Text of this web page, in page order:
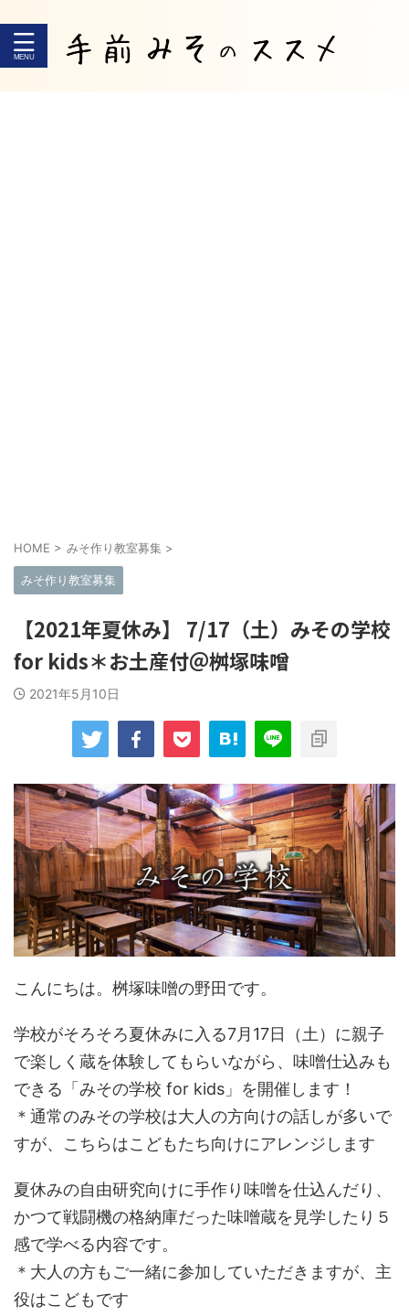
HOME > みそ作り教室募集 >
みそ作り教室募集
【2021年夏休み】 7/17（土）みその学校
for kids＊お土産付＠桝塚味噌
2021年5月10日
こんにちは。桝塚味噌の野田です。
学校がそろそろ夏休みに入る7月17日（土）に親子
で楽しく蔵を体験してもらいながら、味噌仕込みも
できる「みその学校 for kids」を開催します！
＊通常のみその学校は大人の方向けの話しが多いで
すが、こちらはこどもたち向けにアレンジします
夏休みの自由研究向けに手作り味噌を仕込んだり、
かつて戦闘機の格納庫だった味噌蔵を見学したり５
感で学べる内容です。
＊大人の方もご一緒に参加していただきますが、主
役はこどもです